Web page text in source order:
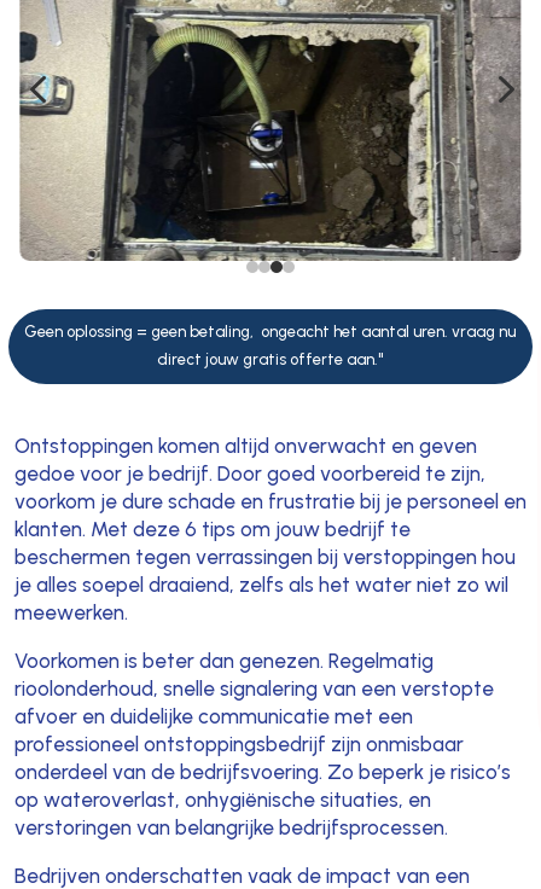
4 5
Geen oplossing = geen betaling, ongeacht het aantal uren. vraag nu
direct jouw gratis offerte aan."
Ontstoppingen komen altijd onverwacht en geven
gedoe voor je bedrijf. Door goed voorbereid te zijn,
voorkom je dure schade en frustratie bij je personeel en
klanten. Met deze 6 tips om jouw bedrijf te
beschermen tegen verrassingen bij verstoppingen hou
je alles soepel draaiend, zelfs als het water niet zo wil
meewerken.
Voorkomen is beter dan genezen. Regelmatig
rioolonderhoud, snelle signalering van een verstopte
afvoer en duidelijke communicatie met een
professioneel ontstoppingsbedrijf zijn onmisbaar
onderdeel van de bedrijfsvoering. Zo beperk je risico’s
op wateroverlast, onhygiënische situaties, en
verstoringen van belangrijke bedrijfsprocessen.
Bedrijven onderschatten vaak de impact van een